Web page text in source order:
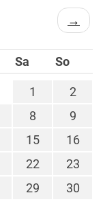
→
Sa So
1
2
8
9
15
16
22
23
29
30